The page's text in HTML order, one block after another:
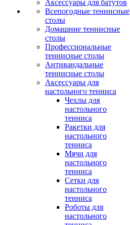
Аксессуары для батутов
Всепогодные теннисные
столы
Домашние теннисные
столы
Профессиональные
теннисные столы
Антивандальные
теннисные столы
Аксессуары для
настольного тенниса
Чехлы для
настольного
тенниса
Ракетки для
настольного
тенниса
Мячи для
настольного
тенниса
Сетки для
настольного
тенниса
Роботы для
настольного